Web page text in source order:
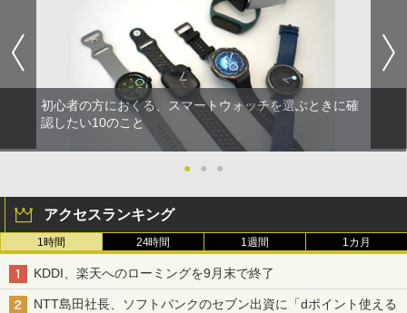
初心者の方におくる、スマートウォッチを選ぶときに確
認したい10のこと
● ● ●
アクセスランキング
1時間 24時間 1週間 1カ月
KDDI、楽天へのローミングを9月末で終了
NTT島田社長、ソフトバンクのセブン出資に「dポイント使える